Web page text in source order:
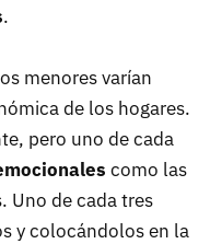
.
menores varían
de los hogares.
pero uno de cada
como las
Uno de cada tres
y colocándolos en la